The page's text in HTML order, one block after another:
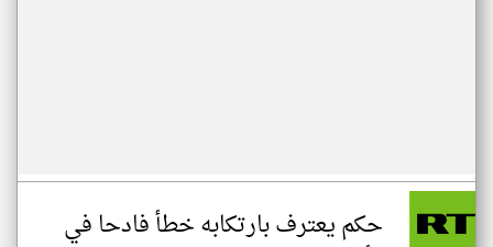
حكم يعترف بارتكابه خطأ فادحا في